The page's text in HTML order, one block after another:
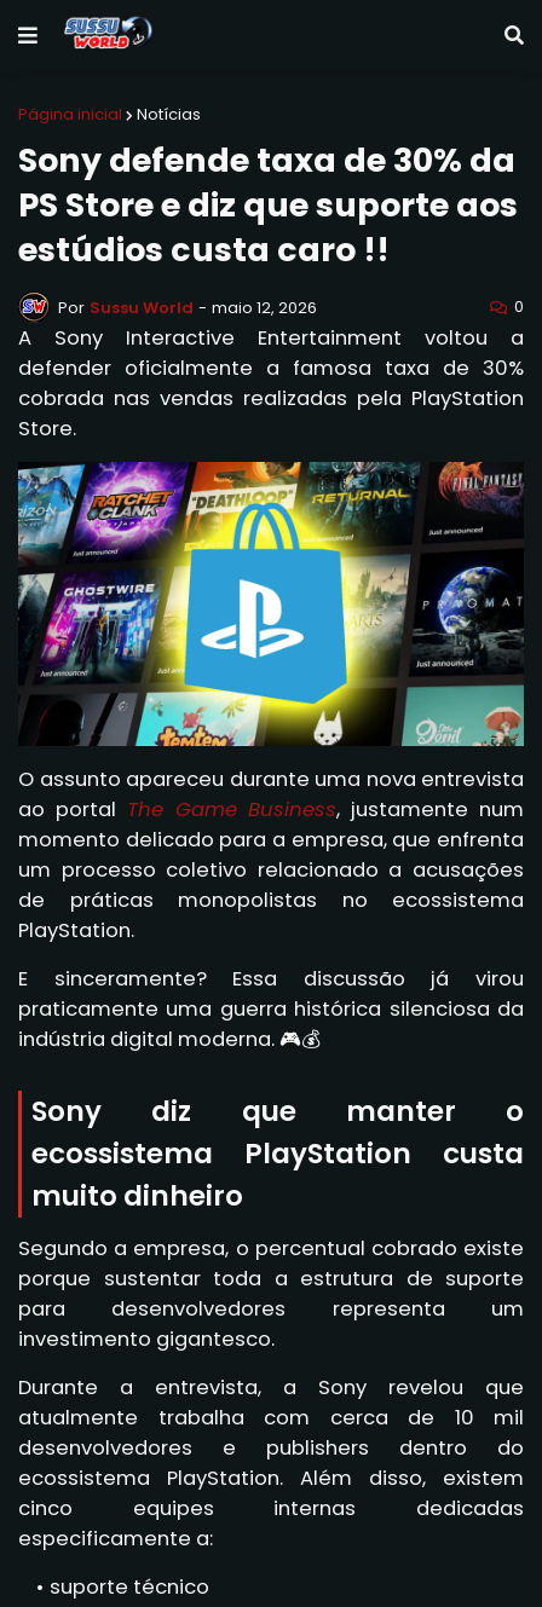
Página inicial Notícias
Sony defende taxa de 30% da
PS Store e diz que suporte aos
estúdios custa caro !!
Por Sussu World - maio 12, 2026 0
A Sony Interactive Entertainment voltou a
defender oficialmente a famosa taxa de 30%
cobrada nas vendas realizadas pela PlayStation
Store.
O assunto apareceu durante uma nova entrevista
ao portal The Game Business, justamente num
momento delicado para a empresa, que enfrenta
um processo coletivo relacionado a acusações
de práticas monopolistas no ecossistema
PlayStation.
E sinceramente? Essa discussão já virou
praticamente uma guerra histórica silenciosa da
indústria digital moderna. 🎮💰
Sony diz que manter o
ecossistema PlayStation custa
muito dinheiro
Segundo a empresa, o percentual cobrado existe
porque sustentar toda a estrutura de suporte
para desenvolvedores representa um
investimento gigantesco.
Durante a entrevista, a Sony revelou que
atualmente trabalha com cerca de 10 mil
desenvolvedores e publishers dentro do
ecossistema PlayStation. Além disso, existem
cinco equipes internas dedicadas
especificamente a:
suporte técnico